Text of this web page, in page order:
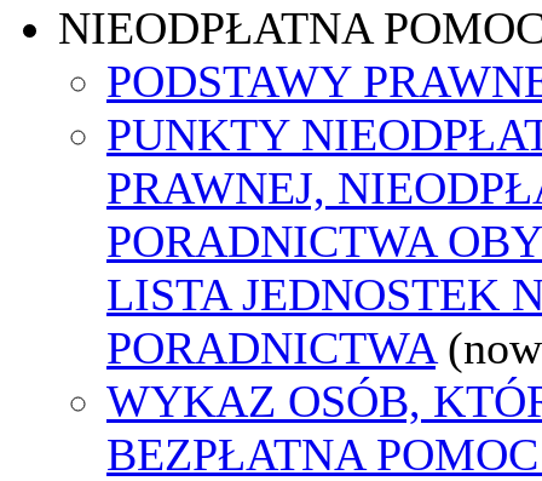
NIEODPŁATNA
PODSTAWY
PUNKTY
PRAWNEJ,
PORADNICTWA
LISTA JEDNOSTEK
PORADNICTWA
WYKAZ OSÓB,
BEZPŁATNA